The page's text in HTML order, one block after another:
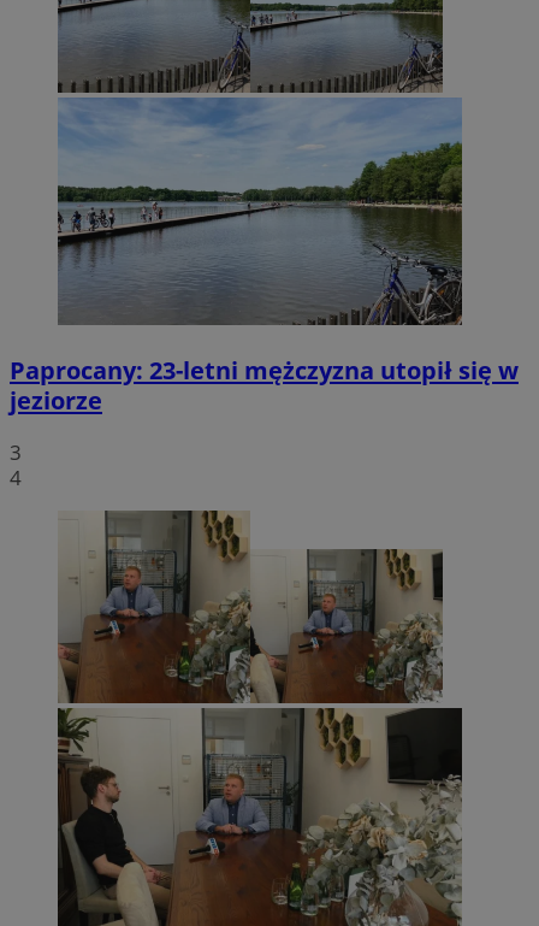
Paprocany: 23-letni mężczyzna utopił się w
jeziorze
3
4